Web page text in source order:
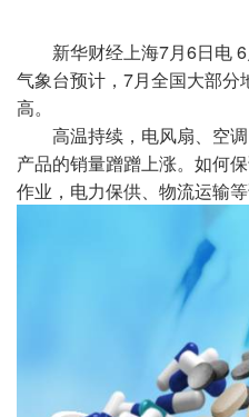
新华财经上海7月6日电
气象台预计，7月全国大部分
高。
高温持续，电风扇、空
产品的销量蹭蹭上涨。如何
作业，电力保供、物流运输等